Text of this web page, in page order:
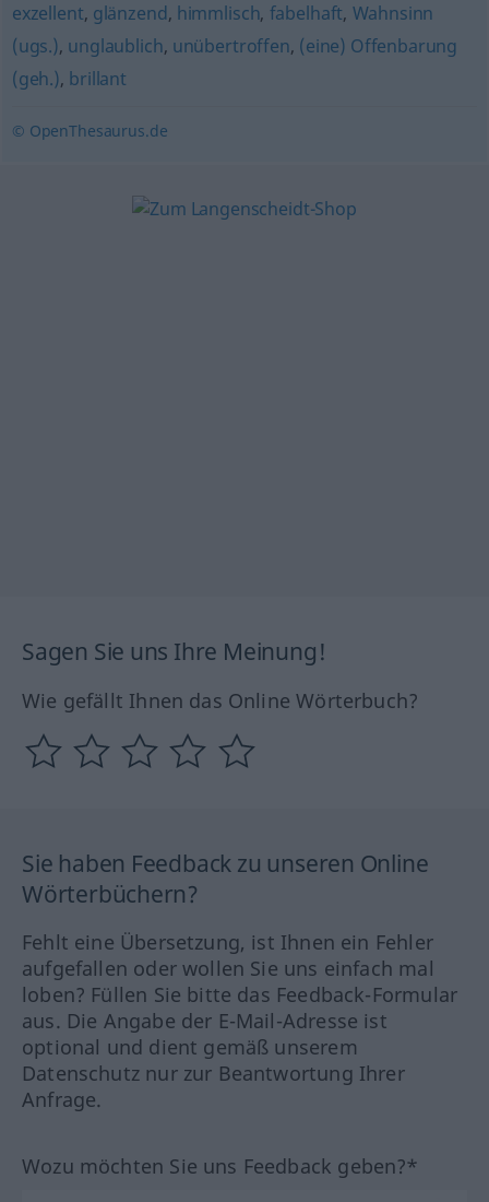
exzellent, glänzend, himmlisch, fabelhaft, Wahnsinn
(ugs.), unglaublich, unübertroffen, (eine) Offenbarung
(geh.), brillant
© OpenThesaurus.de
Sagen Sie uns Ihre Meinung!
Wie gefällt Ihnen das Online Wörterbuch?
Sie haben Feedback zu unseren Online
Wörterbüchern?
Fehlt eine Übersetzung, ist Ihnen ein Fehler
aufgefallen oder wollen Sie uns einfach mal
loben? Füllen Sie bitte das Feedback-Formular
aus. Die Angabe der E-Mail-Adresse ist
optional und dient gemäß unserem
Datenschutz nur zur Beantwortung Ihrer
Anfrage.
Wozu möchten Sie uns Feedback geben?*